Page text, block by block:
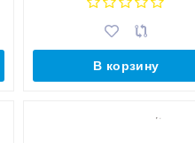
В корзину